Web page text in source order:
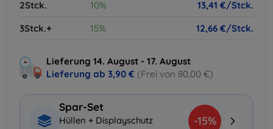
2Stck. 10%
13,41 €/Stck.
3Stck.+
15% 12,66 €/Stck.
Lieferung 14. August - 17. August
Lieferung ab 3,90 € (Frei von 80,00 €)
Spar-Set
Hüllen + Displayschutz
-15%